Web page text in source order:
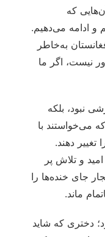
که
و ادامه می‌دهیم.
به‌خاطر
نیست، اگر ما
نبود، بلکه
می‌خواستند با
دهند.
و تلاش پر
جای خنده‌ها را
ماند.
دختری که شاید